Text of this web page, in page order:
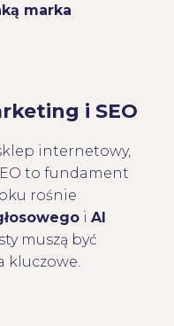
marka
i SEO
internetowy,
to fundament
rośnie
i AI
muszą być
kluczowe.